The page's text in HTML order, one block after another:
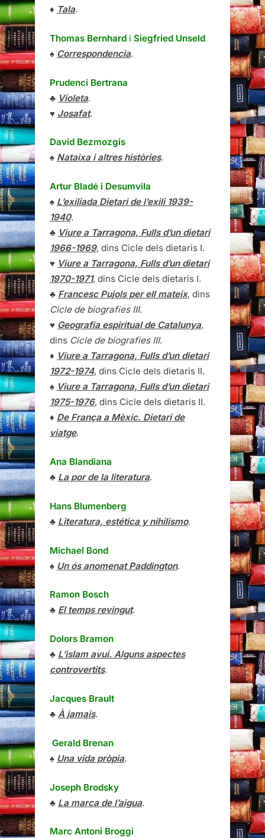
♦ Tala.
Thomas Bernhard i Siegfried Unseld
♠ Correspondencia.
Prudenci Bertrana
♣ Violeta.
♥ Josafat.
David Bezmozgis
♠ Nataixa i altres històries.
Artur Bladé i Desumvila
♠ L’exiliada Dietari de l’exili 1939-
1940.
♣ Viure a Tarragona, Fulls d’un dietari
1966-1969, dins Cicle dels dietaris I.
♥ Viure a Tarragona, Fulls d’un dietari
1970-1971, dins Cicle dels dietaris I.
♣ Francesc Pujols per ell mateix, dins
Cicle de biografies III.
♥ Geografia espiritual de Catalunya,
dins Cicle de biografies III.
♦ Viure a Tarragona, Fulls d’un dietari
1972-1974, dins Cicle dels dietaris II.
♠ Viure a Tarragona, Fulls d’un dietari
1975-1976, dins Cicle dels dietaris II.
♦ De França a Mèxic. Dietari de
viatge.
Ana Blandiana
♣ La por de la literatura.
Hans Blumenberg
♣ Literatura, estética y nihilismo.
Michael Bond
♠ Un ós anomenat Paddington.
Ramon Bosch
♣ El temps revingut.
Dolors Bramon
♣ L’islam avui. Alguns aspectes
controvertits.
Jacques Brault
♣ À jamais.
Gerald Brenan
♠ Una vida pròpia.
Joseph Brodsky
♣ La marca de l’aigua.
Marc Antoni Broggi